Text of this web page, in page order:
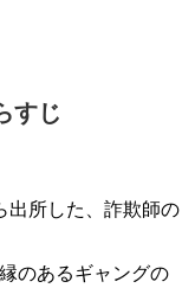
すじ
出所した、詐欺師の
のあるギャングの